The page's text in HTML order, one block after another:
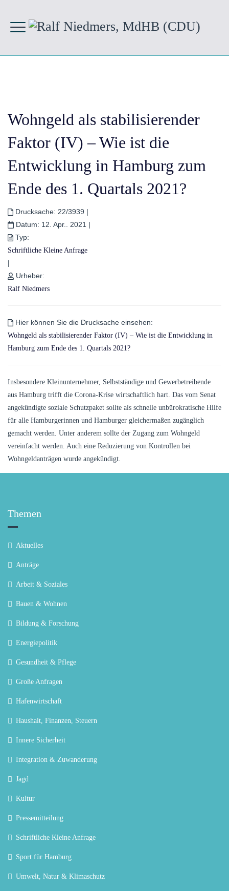
Wohngeld als stabilisierender
Faktor (IV) – Wie ist die
Entwicklung in Hamburg zum
Ende des 1. Quartals 2021?
Drucksache: 22/3939 |
Datum: 12. Apr.. 2021 |
Typ:
Schriftliche Kleine Anfrage
|
Urheber:
Ralf Niedmers
Hier können Sie die Drucksache einsehen:
Wohngeld als stabilisierender Faktor (IV) – Wie ist die Entwicklung in
Hamburg zum Ende des 1. Quartals 2021?
Insbesondere Kleinunternehmer, Selbstständige und Gewerbetreibende
aus Hamburg trifft die Corona-Krise wirtschaftlich hart. Das vom Senat
angekündigte soziale Schutzpaket sollte als schnelle unbürokratische Hilfe
für alle Hamburgerinnen und Hamburger gleichermaßen zugänglich
gemacht werden. Unter anderem sollte der Zugang zum Wohngeld
vereinfacht werden. Auch eine Reduzierung von Kontrollen bei
Wohngeldanträgen wurde angekündigt.
Themen
Aktuelles
Anträge
Arbeit & Soziales
Bauen & Wohnen
Bildung & Forschung
Energiepolitik
Gesundheit & Pflege
Große Anfragen
Hafenwirtschaft
Haushalt, Finanzen, Steuern
Innere Sicherheit
Integration & Zuwanderung
Jagd
Kultur
Pressemitteilung
Schriftliche Kleine Anfrage
Sport für Hamburg
Umwelt, Natur & Klimaschutz